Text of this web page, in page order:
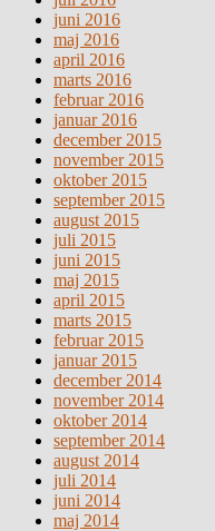
juni 2016
maj 2016
april 2016
marts 2016
februar 2016
januar 2016
december 2015
november 2015
oktober 2015
september 2015
august 2015
juli 2015
juni 2015
maj 2015
april 2015
marts 2015
februar 2015
januar 2015
december 2014
november 2014
oktober 2014
september 2014
august 2014
juli 2014
juni 2014
maj 2014